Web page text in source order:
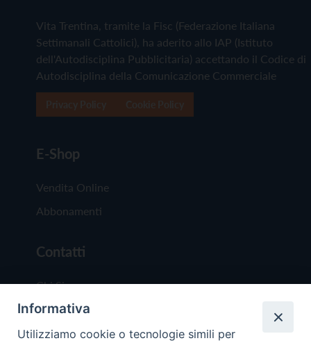
Vita Trentina, tramite la Fisc (Federazione Italiana
Settimanali Cattolici), ha aderito allo IAP (Istituto
dell'Autodisciplina Pubblicitaria) accettando il Codice di
Autodisciplina della Comunicazione Commerciale
E-Shop
Vendita Online
Abbonamenti
Contatti
Chi Siamo
Redazione
Scrivici
Informativa
Utilizziamo cookie o tecnologie simili per